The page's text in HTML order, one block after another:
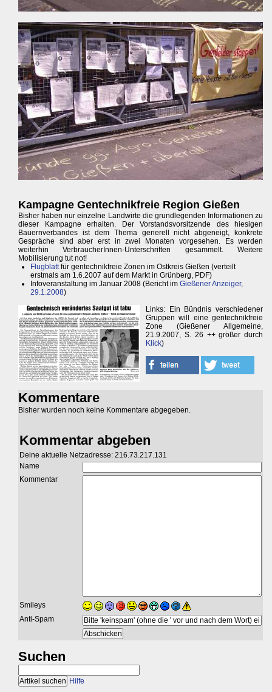
Kampagne Gentechnikfreie Region Gießen
Bisher haben nur einzelne Landwirte die grundlegenden Informationen zu
dieser Kampagne erhalten. Der Vorstandsvorsitzende des hiesigen
Bauernverbandes ist dem Thema generell nicht abgeneigt, konkrete
Gespräche sind aber erst in zwei Monaten vorgesehen. Es werden
weiterhin VerbraucherInnen-Unterschriften gesammelt. Weitere
Mobilisierung tut not!
Flugblattfür gentechnikfreie Zonen im Ostkreis Gießen (verteilt
erstmals am 1.6.2007 auf dem Markt in Grünberg, PDF)
Infoveranstaltung im Januar 2008 (Bericht im Gießener Anzeiger,
29.1.2008)
Links: Ein Bündnis verschiedener
Gruppen will eine gentechnikfreie
Zone (Gießener Allgemeine,
21.9.2007, S. 26 ++ größer durch
Klick)
Kommentare
Bisher wurden noch keine Kommentare abgegeben.
Kommentar abgeben
Deine aktuelle Netzadresse: 216.73.217.131
Name
Kommentar
Smileys
Anti-Spam
Suchen
Hilfe